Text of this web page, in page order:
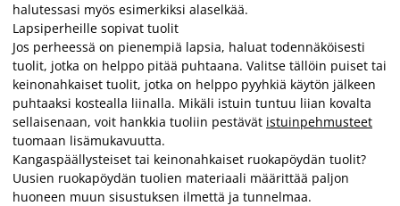
halutessasi myös esimerkiksi alaselkää.
Lapsiperheille sopivat tuolit
Jos perheessä on pienempiä lapsia, haluat todennäköisesti
tuolit, jotka on helppo pitää puhtaana. Valitse tällöin puiset tai
keinonahkaiset tuolit, jotka on helppo pyyhkiä käytön jälkeen
puhtaaksi kostealla liinalla. Mikäli istuin tuntuu liian kovalta
sellaisenaan, voit hankkia tuoliin pestävät istuinpehmusteet
tuomaan lisämukavuutta.
Kangaspäällysteiset tai keinonahkaiset ruokapöydän tuolit?
Uusien ruokapöydän tuolien materiaali määrittää paljon
huoneen muun sisustuksen ilmettä ja tunnelmaa.